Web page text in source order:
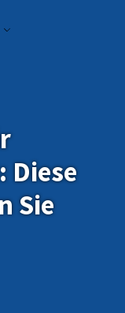
Diese
Sie